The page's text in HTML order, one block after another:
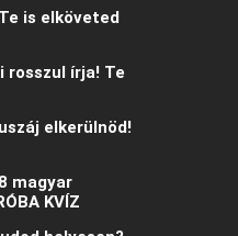
is elköveted
rosszul írja! Te
elkerülnöd!
magyar
KVÍZ